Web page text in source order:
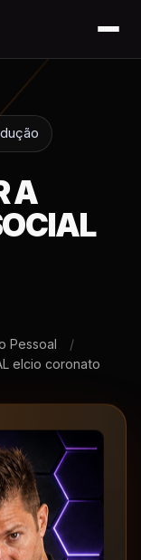
A
Pessoal
/
elcio coronato